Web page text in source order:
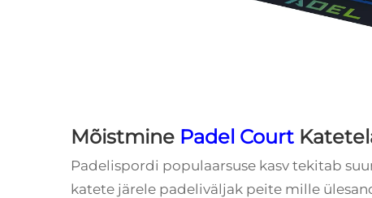
Mõistmine Padel Court
Padelispordi populaarsuse kasv tekitab
katete järele padeliväljak peite mille